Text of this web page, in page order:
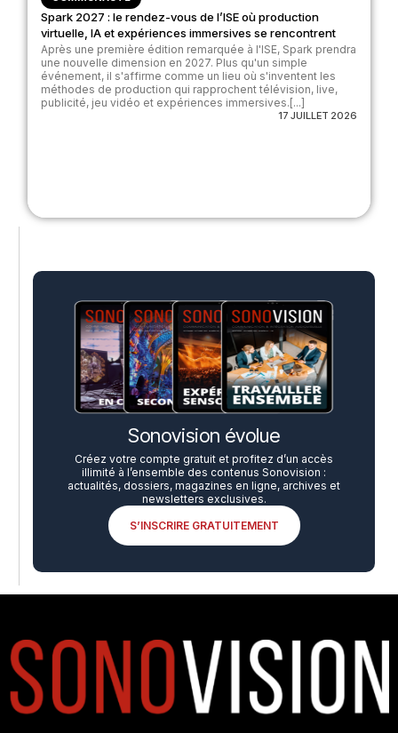
Spark 2027 : le rendez-vous de l’ISE où production
virtuelle, IA et expériences immersives se rencontrent
Après une première édition remarquée à l'ISE, Spark prendra
une nouvelle dimension en 2027. Plus qu'un simple
événement, il s'affirme comme un lieu où s'inventent les
méthodes de production qui rapprochent télévision, live,
publicité, jeu vidéo et expériences immersives.[...]
17 JUILLET 2026
Sonovision évolue
Créez votre compte gratuit et profitez d’un accès
illimité à l’ensemble des contenus Sonovision :
actualités, dossiers, magazines en ligne, archives et
newsletters exclusives.
S’INSCRIRE GRATUITEMENT